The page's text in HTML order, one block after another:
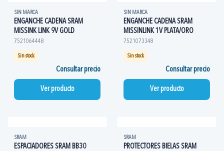
SIN MARCA
ENGANCHE CADENA SRAM
MISSINK LINK 9V GOLD
7521064448
Sin stock
Consultar precio
Ver producto
SIN MARCA
ENGANCHE CADENA SRAM
MISSINLINK 1V PLATA/ORO
7521073348
Sin stock
Consultar precio
Ver producto
SRAM
ESPACIADORES SRAM BB30
SRAM
PROTECTORES BIELAS SRAM